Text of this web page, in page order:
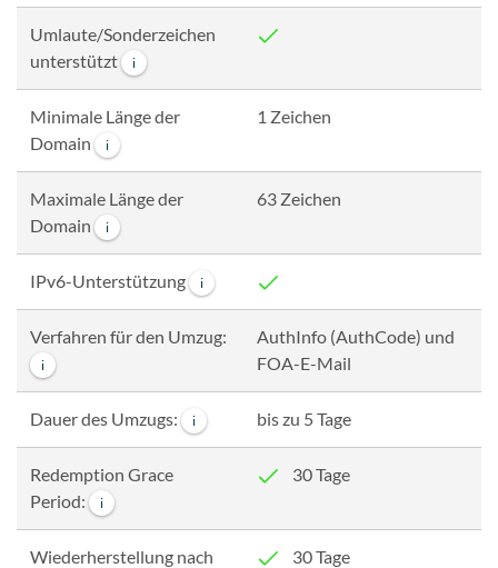
Umlaute/Sonderzeichen
unterstützt
i
Minimale Länge der
Domain
i
1 Zeichen
Maximale Länge der
Domain
i
63 Zeichen
IPv6-Unterstützung i
Verfahren für den Umzug:
i
AuthInfo (AuthCode) und
FOA-E-Mail
Dauer des Umzugs: i bis zu 5 Tage
Redemption Grace
Period:
i
30 Tage
Wiederherstellung nach
30 Tage